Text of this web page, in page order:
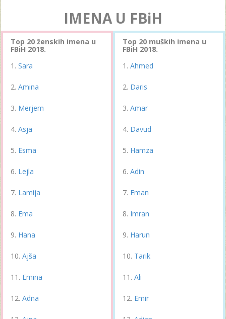
IMENA U FBiH
Top 20 ženskih imena u
FBiH 2018.
Sara
Amina
Merjem
Asja
Esma
Lejla
Lamija
Ema
Hana
Ajša
Emina
Adna
Top 20 muških imena u
FBiH 2018.
Ahmed
Daris
Amar
Davud
Hamza
Adin
Eman
Imran
Harun
Tarik
Ali
Emir